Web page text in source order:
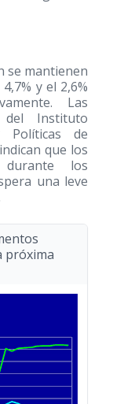
se mantienen
y el 2,6%
Las
del Instituto
Políticas de
que los
durante los
una leve
próxima